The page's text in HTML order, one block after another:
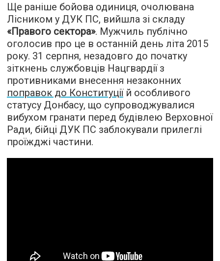
Ще раніше бойова одиниця, очолювана
Лісником у ДУК ПС, вийшла зі складу
«Правого сектора». Мужчиль публічно
оголосив про це в останній день літа 2015
року. 31 серпня, незадовго до початку
зіткнень службовців Нацгвардії з
противниками внесення незаконних
поправок до Конституціїй особливого
статусу Донбасу, що супроводжувалися
вибухом гранати перед будівлею Верховної
Ради, бійці ДУК ПС заблокували прилеглі
проїжджі частини.